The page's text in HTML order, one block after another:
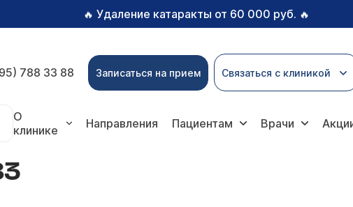
🔥 Удаление катаракты от 60 000 руб. 🔥
788 33 88 Записаться на прием Связаться с клиникой
О
клинике
Направления Пациентам Врачи